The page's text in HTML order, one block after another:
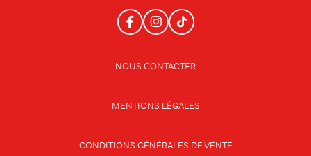
NOUS CONTACTER
MENTIONS LÉGALES
CONDITIONS GÉNÉRALES DE VENTE